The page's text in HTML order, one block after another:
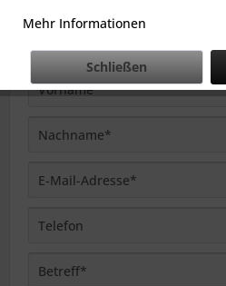
Mehr Informationen
Schließen